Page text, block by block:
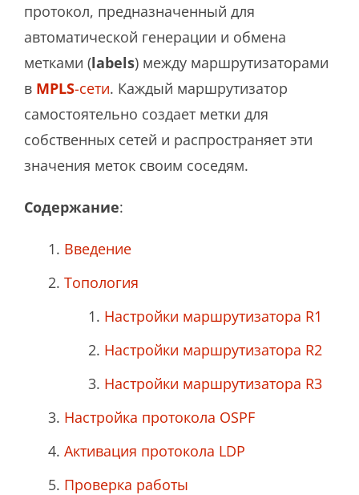
протокол, предназначенный для
автоматической генерации и обмена
метками (labels) между маршрутизаторами
в MPLS-сети. Каждый маршрутизатор
самостоятельно создает метки для
собственных сетей и распространяет эти
значения меток своим соседям.
Содержание:
Введение
Топология
Настройки маршрутизатора R1
Настройки маршрутизатора R2
Настройки маршрутизатора R3
Настройка протокола OSPF
Активация протокола LDP
Проверка работы